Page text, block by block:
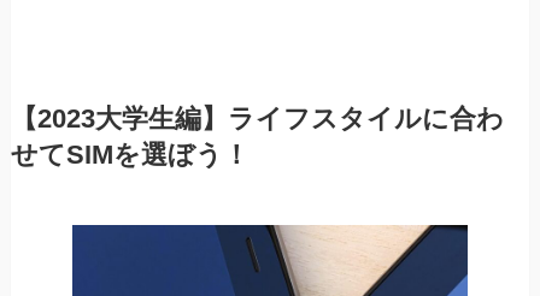
【2023大学生編】ライフスタイルに合わ
せてSIMを選ぼう！